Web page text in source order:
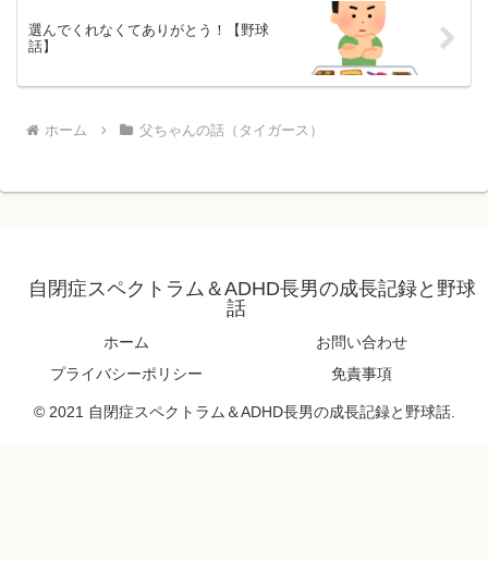
選んでくれなくてありがとう！【野球
話】
ホーム 父ちゃんの話（タイガース）
自閉症スペクトラム＆ADHD長男の成長記録と野球
話
ホーム
お問い合わせ
プライバシーポリシー
免責事項
© 2021 自閉症スペクトラム＆ADHD長男の成長記録と野球話.